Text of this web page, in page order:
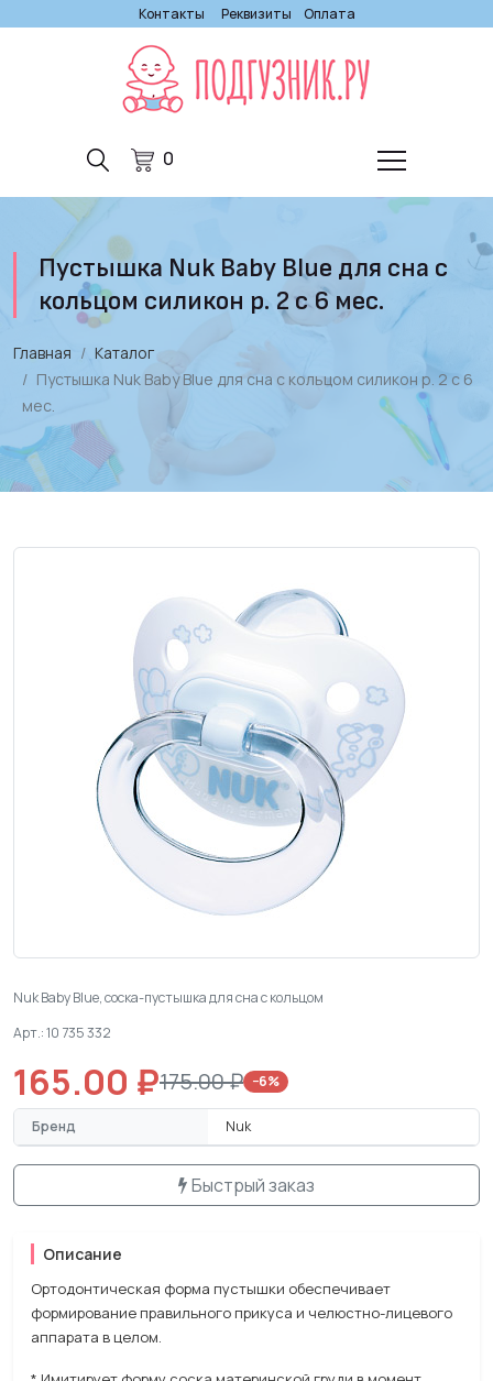
Контакты Реквизиты Оплата
0
Пустышка Nuk Baby Blue для сна с
кольцом силикон р. 2 с 6 мес.
Главная
Каталог
Пустышка Nuk Baby Blue для сна с кольцом силикон р. 2 с 6
мес.
Nuk Baby Blue, соска-пустышка для сна с кольцом
Арт.: 10 735 332
165.00 ₽175.00 ₽ −6%
Бренд Nuk
Быстрый заказ
Описание
Ортодонтическая форма пустышки обеспечивает
формирование правильного прикуса и челюстно-лицевого
аппарата в целом.